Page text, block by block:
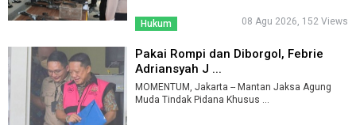
Hukum 08 Agu 2026, 152 Views
Pakai Rompi dan Diborgol, Febrie
Adriansyah J ...
MOMENTUM, Jakarta -- Mantan Jaksa Agung
Muda Tindak Pidana Khusus ...